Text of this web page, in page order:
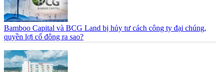
Bamboo Capital và BCG Land bị hủy tư cách công ty đại chúng,
quyền lợi cổ đông ra sao?